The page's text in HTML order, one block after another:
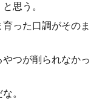
思う。
った口調がそのま
つが削られなかっ
。